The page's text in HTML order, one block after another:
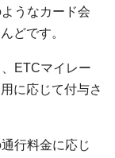
うなカード会
どです。
ETCマイレー
に応じて付与さ
行料金に応じ